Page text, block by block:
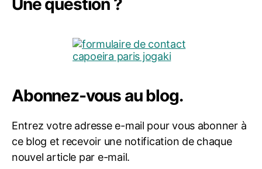
Abonnez-vous au blog.
Entrez votre adresse e-mail pour vous abonner à
ce blog et recevoir une notification de chaque
nouvel article par e-mail.